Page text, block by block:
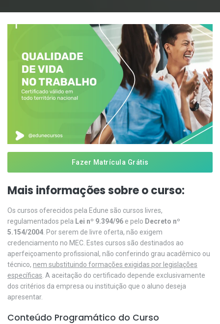
Fazer Matrícula Grátis
Mais informações sobre o curso:
Os cursos oferecidos pela Edune são cursos livres,
regulamentados pela Lei nº 9.394/96 e pelo Decreto nº
5.154/2004 . Por serem de livre oferta, não exigem
credenciamento no MEC. Estes cursos são destinados ao
aperfeiçoamento profissional, não conferindo grau acadêmico ou
técnico, nem substituindo formações exigidas por legislações
específicas . A aceitação do certificado depende exclusivamente
dos critérios da empresa ou instituição que o aluno deseja
apresentar.
Conteúdo Programático do Curso